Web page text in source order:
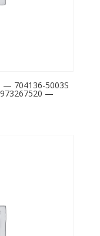
— 704136-5003S
—